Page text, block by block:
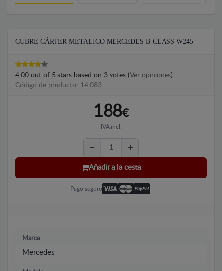
CUBRE CÁRTER METALICO MERCEDES B-CLASS W245
4.00 out of 5 stars based on 3 votes (Ver opiniones).
Código de producto: 14.083
188€
IVA incl.
Añadir a la cesta
Pago seguro
Marca
Mercedes